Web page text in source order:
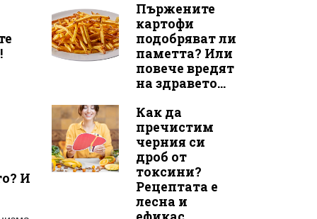
И
Пържените
картофи
подобряват ли
паметта? Или
повече вредят
на здравето...
Как да
пречистим
черния си
дроб от
токсини?
Рецептата е
лесна и